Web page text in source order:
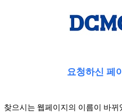
요청하신 페
찾으시는 웹페이지의 이름이 바